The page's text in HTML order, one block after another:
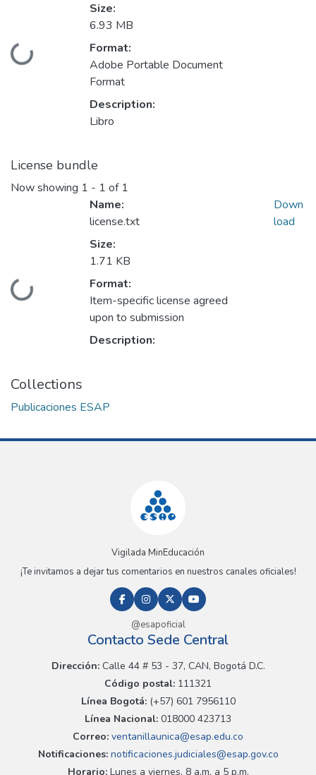
Loading...
Size:
6.93 MB
Format:
Adobe Portable Document
Format
Description:
Libro
License bundle
Now showing 1 - 1 of 1
Loading...
Name:
license.txt
Size:
1.71 KB
Format:
Item-specific license agreed
upon to submission
Description:
Down
load
Collections
Publicaciones ESAP
Vigilada MinEducación
¡Te invitamos a dejar tus comentarios en nuestros canales oficiales!
@esapoficial
Contacto Sede Central
Dirección:Calle 44 # 53 - 37, CAN, Bogotá D.C.
Código postal: 111321
Línea Bogotá:(+57) 601 7956110
Línea Nacional: 018000 423713
Correo: ventanillaunica@esap.edu.co
Notificaciones:notificaciones.judiciales@esap.gov.co
Horario:Lunes a viernes, 8 a.m. a 5 p.m.